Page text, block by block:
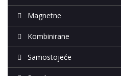
Magnetne
Kombinirane
Samostojeće